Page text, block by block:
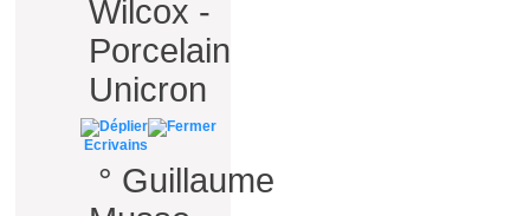
Wilcox -
Porcelain
Unicron
Ecrivains
° Guillaume